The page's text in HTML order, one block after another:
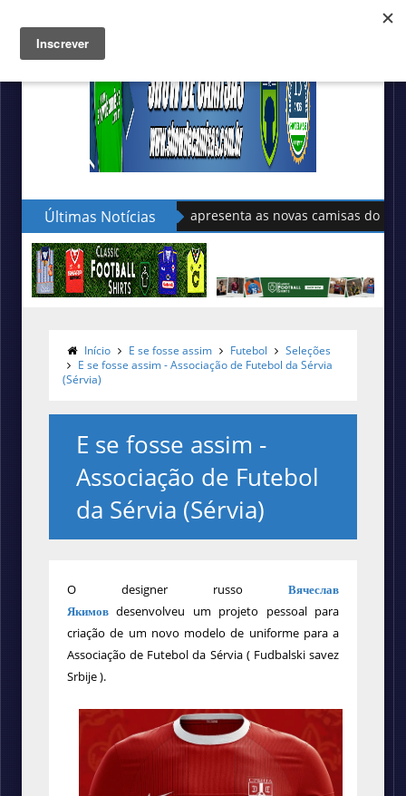
Últimas Notícias
Sudu apresenta as novas camisas do País de Gales
Início E se fosse assim Futebol
Seleções
E se fosse assim - Associação de Futebol da Sérvia
(Sérvia)
E se fosse assim -
Associação de Futebol
da Sérvia (Sérvia)
O designer russo Вячеслав
Якимов desenvolveu um projeto pessoal para
criação de um novo modelo de uniforme para a
Associação de Futebol da Sérvia ( Fudbalski savez
Srbije ).